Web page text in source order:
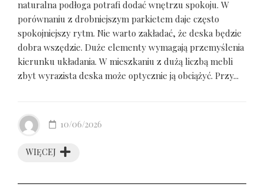
naturalna podłoga potrafi dodać wnętrzu spokoju. W
porównaniu z drobniejszym parkietem daje często
spokojniejszy rytm. Nie warto zakładać, że deska będzie
dobra wszędzie. Duże elementy wymagają przemyślenia
kierunku układania. W mieszkaniu z dużą liczbą mebli
zbyt wyrazista deska może optycznie ją obciążyć. Przy...
WIĘCEJ
10/06/2026